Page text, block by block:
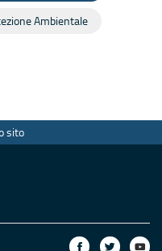
Ambientale
sito